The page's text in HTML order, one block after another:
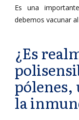
Es una
debemos vacunar
¿Es
la